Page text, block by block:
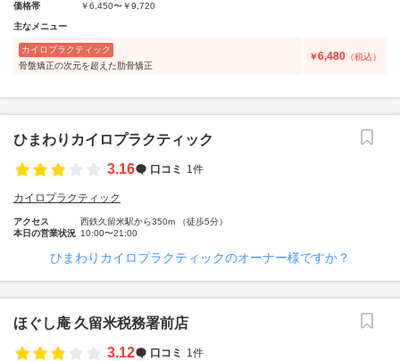
価格帯
￥6,450〜￥9,720
主なメニュー
カイロプラクティック
骨盤矯正の次元を超えた肋骨矯正
￥6,480 （税込）
ひまわりカイロプラクティック
3.16
口コミ 1件
カイロプラクティック
アクセス
西鉄久留米駅から350m （徒歩5分）
本日の営業状況 10:00〜21:00
ひまわりカイロプラクティックのオーナー様ですか？
ほぐし庵 久留米税務署前店
3.12
口コミ 1件